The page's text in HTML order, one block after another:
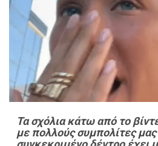
Τα σχόλια κάτω από το
με πολλούς συμπολίτες μας